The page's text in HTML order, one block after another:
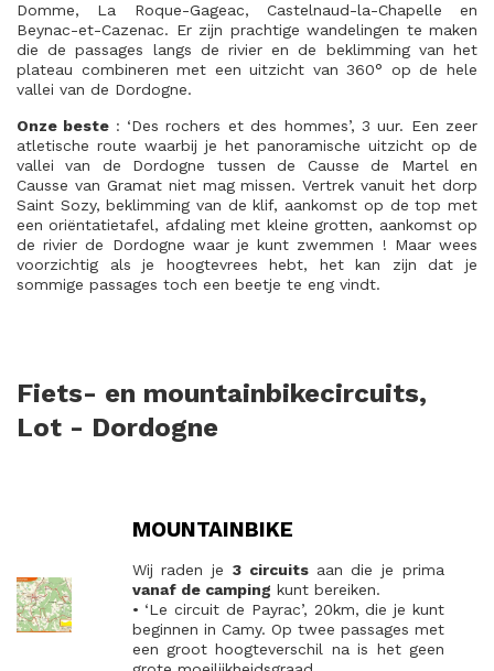
Domme, La Roque-Gageac, Castelnaud-la-Chapelle en
Beynac-et-Cazenac. Er zijn prachtige wandelingen te maken
die de passages langs de rivier en de beklimming van het
plateau combineren met een uitzicht van 360° op de hele
vallei van de Dordogne.
Onze beste : ‘Des rochers et des hommes’, 3 uur. Een zeer
atletische route waarbij je het panoramische uitzicht op de
vallei van de Dordogne tussen de Causse de Martel en
Causse van Gramat niet mag missen. Vertrek vanuit het dorp
Saint Sozy, beklimming van de klif, aankomst op de top met
een oriëntatietafel, afdaling met kleine grotten, aankomst op
de rivier de Dordogne waar je kunt zwemmen ! Maar wees
voorzichtig als je hoogtevrees hebt, het kan zijn dat je
sommige passages toch een beetje te eng vindt.
Fiets- en mountainbikecircuits,
Lot - Dordogne
MOUNTAINBIKE
Wij raden je3 circuits aan die je prima
vanaf de camping kunt bereiken.
• ‘Le circuit de Payrac’, 20km, die je kunt
beginnen in Camy. Op twee passages met
een groot hoogteverschil na is het geen